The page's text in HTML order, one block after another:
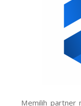
Memilih partner